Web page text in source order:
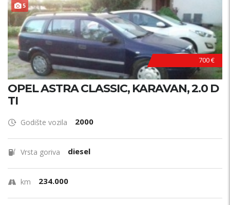
5
700 €
OPEL ASTRA CLASSIC, KARAVAN, 2.0 D
TI
Godište vozila 2000
Vrsta goriva diesel
km 234.000